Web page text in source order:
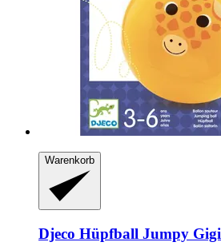
Warenkorb
Djeco Hüpfball Jumpy Gigi